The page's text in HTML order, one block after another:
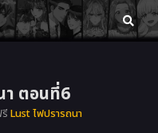
า ตอนที่6
Lust ไฟปรารถนา